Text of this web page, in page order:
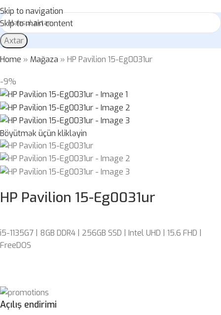
Skip to navigation
Skip to main content
Axtar
Home » Mağaza » HP Pavilion 15-Eg0031ur
-9%
Böyütmək üçün klikləyin
HP Pavilion 15-Eg0031ur
i5-1135G7 | 8GB DDR4 | 256GB SSD | Intel UHD | 15.6 FHD |
FreeDOS
Açılış endirimi